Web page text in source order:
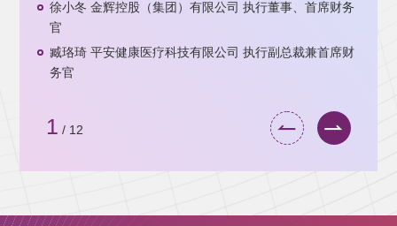
徐小冬 金辉控股（集团）有限公司 执行董事、首席财务
官
臧珞琦 平安健康医疗科技有限公司 执行副总裁兼首席财
务官
1 / 12